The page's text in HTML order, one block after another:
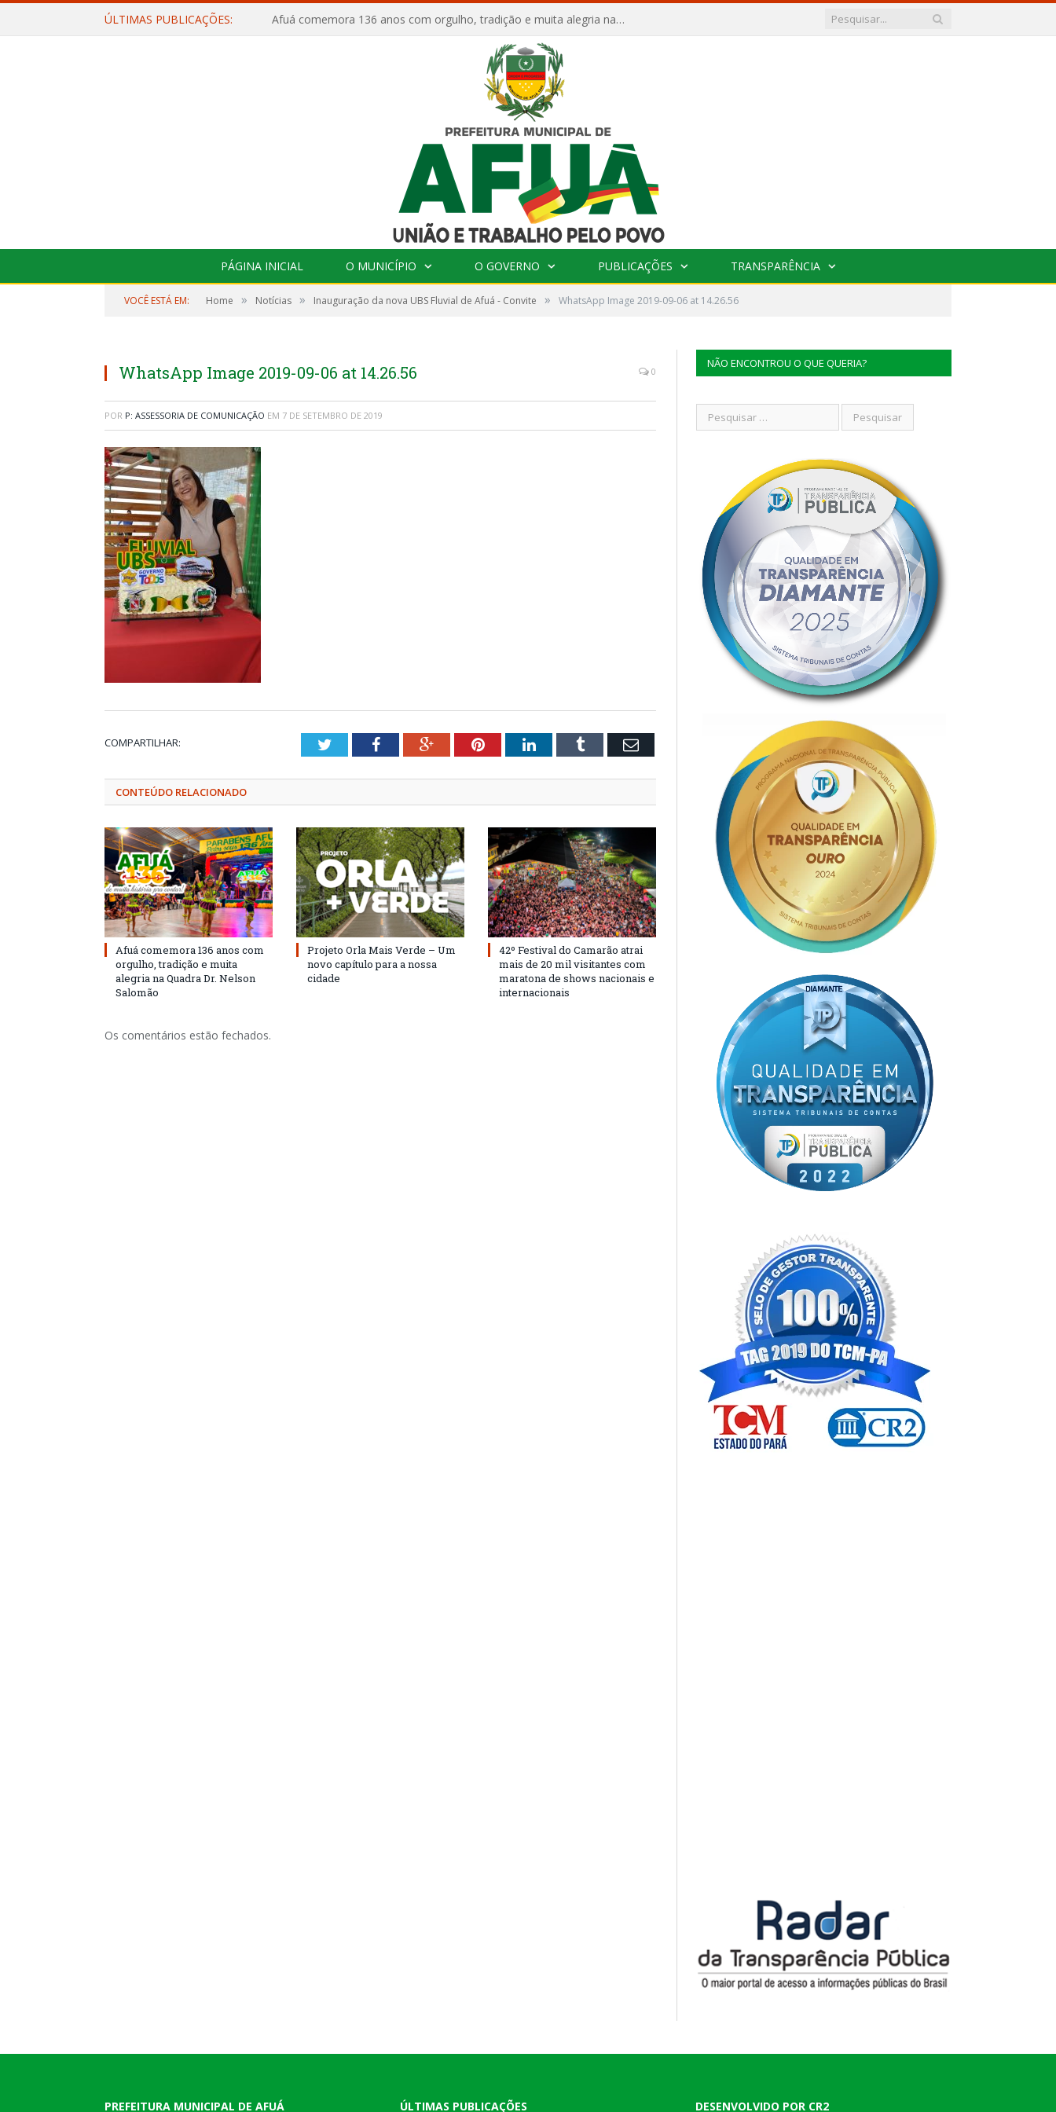
ÚLTIMAS PUBLICAÇÕES: Afuá comemora 136 anos com orgulho, tradição e muita alegria na Quadra Dr. Nelson Salomão
PÁGINA INICIAL O MUNICÍPIO O GOVERNO PUBLICAÇÕES TRANSPARÊNCIA
VOCÊ ESTÁ EM: Home » Notícias » Inauguração da nova UBS Fluvial de Afuá - Convite » WhatsApp Image 2019-09-06 at 14.26.56
WhatsApp Image 2019-09-06 at 14.26.56 0
POR P: ASSESSORIA DE COMUNICAÇÃO EM 7 DE SETEMBRO DE 2019
COMPARTILHAR: TwitterFacebookGoogle+PinterestLinkedInTumblr Email
CONTEÚDO RELACIONADO
Afuá comemora 136 anos com
orgulho, tradição e muita
alegria na Quadra Dr. Nelson
Salomão
Projeto Orla Mais Verde – Um
novo capítulo para a nossa
cidade
42º Festival do Camarão atrai
mais de 20 mil visitantes com
maratona de shows nacionais e
internacionais
Os comentários estão fechados.
NÃO ENCONTROU O QUE QUERIA?
PREFEITURA MUNICIPAL DE AFUÁ ÚLTIMAS PUBLICAÇÕES DESENVOLVIDO POR CR2